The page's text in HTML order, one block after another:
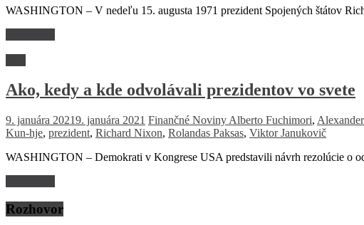
WASHINGTON – V nedeľu 15. augusta 1971 prezident Spojených štátov
Ako, kedy a kde odvolávali prezidentov vo svete
9. januára 20219. januára 2021 Finančné Noviny Alberto Fuchimori,
Kun-hje, prezident, Richard Nixon, Rolandas Paksas, Viktor Janukovič
WASHINGTON – Demokrati v Kongrese USA predstavili návrh rezolúcie o
Rozhovor